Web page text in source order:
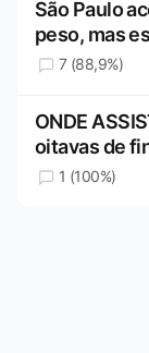
São Paulo
peso, mas
7 (88,9%)
ONDE
oitavas de
1 (100%)